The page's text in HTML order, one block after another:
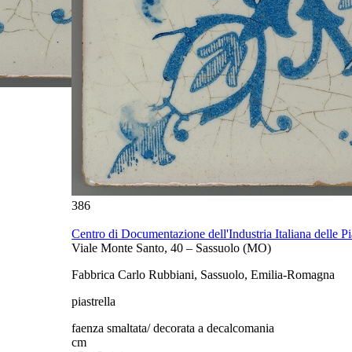
386
Centro di Documentazione dell'Industria Italiana delle
Viale Monte Santo, 40 – Sassuolo (MO)
Fabbrica Carlo Rubbiani, Sassuolo, Emilia-Romagna
piastrella
faenza smaltata/ decorata a decalcomania
cm